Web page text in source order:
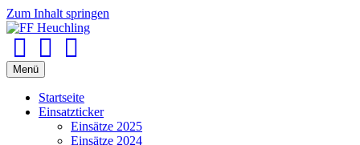
Zum Inhalt springen
Menü
Startseite
Einsatzticker
Einsätze 2025
Einsätze 2024